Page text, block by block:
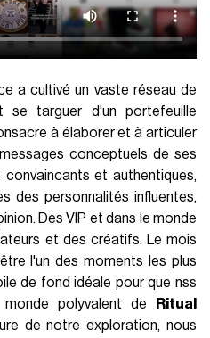
a cultivé un vaste réseau de
targuer d'un portefeuille
à élaborer et à articuler
conceptuels de ses
et authentiques,
des personnalités influentes,
Des VIP et dans le monde
et des créatifs. Le mois
l'un des moments les plus
de fond idéale pour que nss
polyvalent de
Ritual
de notre exploration, nous